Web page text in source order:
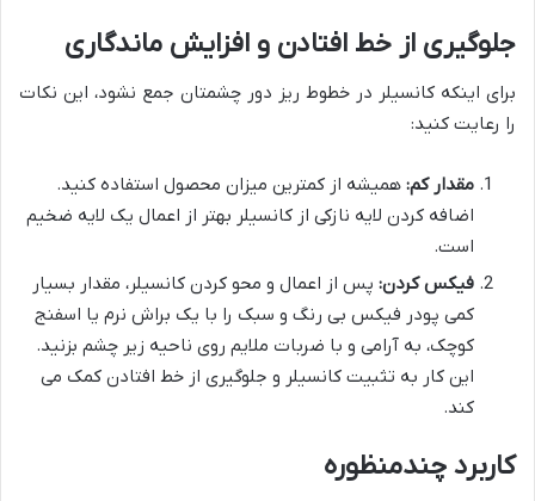
جلوگیری از خط افتادن و افزایش ماندگاری
برای اینکه کانسیلر در خطوط ریز دور چشمتان جمع نشود، این نکات
را رعایت کنید:
مقدار کم: همیشه از کمترین میزان محصول استفاده کنید.
اضافه کردن لایه نازکی از کانسیلر بهتر از اعمال یک لایه ضخیم
است.
فیکس کردن: پس از اعمال و محو کردن کانسیلر، مقدار بسیار
کمی پودر فیکس بی رنگ و سبک را با یک براش نرم یا اسفنج
کوچک، به آرامی و با ضربات ملایم روی ناحیه زیر چشم بزنید.
این کار به تثبیت کانسیلر و جلوگیری از خط افتادن کمک می
کند.
کاربرد چندمنظوره